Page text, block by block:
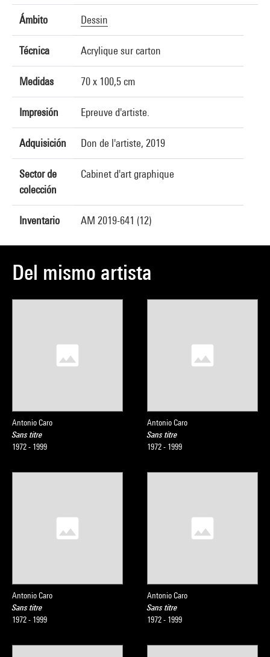
Ámbito Dessin
Técnica Acrylique sur carton
Medidas 70 x 100,5 cm
Impresión Epreuve d'artiste.
Adquisición Don de l'artiste, 2019
Sector de
colección
Cabinet d'art graphique
Inventario AM 2019-641 (12)
Del mismo artista
Antonio Caro
Sans titre
1972 - 1999
Antonio Caro
Sans titre
1972 - 1999
Antonio Caro
Sans titre
1972 - 1999
Antonio Caro
Sans titre
1972 - 1999